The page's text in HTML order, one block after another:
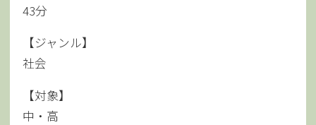
43分
【ジャンル】
社会
【対象】
中・高